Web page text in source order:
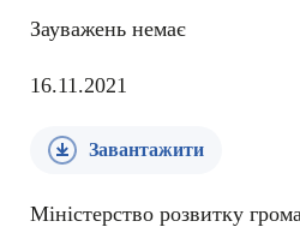
Зауважень немає
16.11.2021
Завантажити
Міністерство розвитку